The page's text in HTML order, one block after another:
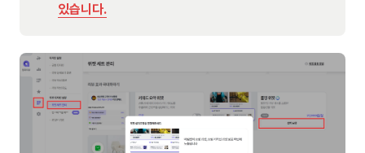
있습니다.